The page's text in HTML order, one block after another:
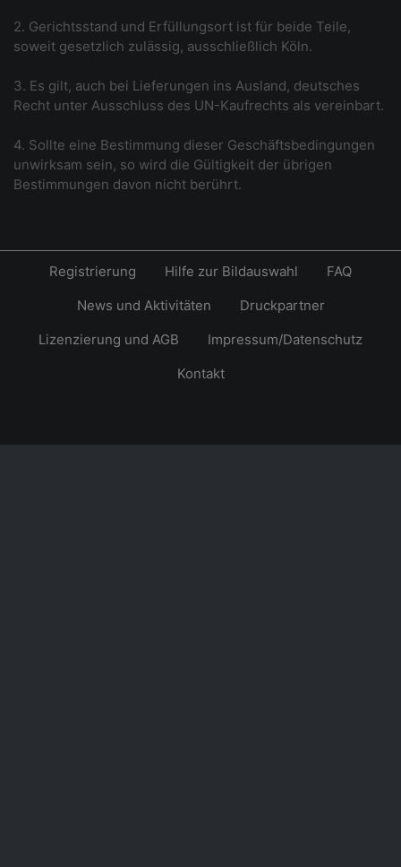
2. Gerichtsstand und Erfüllungsort ist für beide Teile,
soweit gesetzlich zulässig, ausschließlich Köln.
3. Es gilt, auch bei Lieferungen ins Ausland, deutsches
Recht unter Ausschluss des UN-Kaufrechts als vereinbart.
4. Sollte eine Bestimmung dieser Geschäftsbedingungen
unwirksam sein, so wird die Gültigkeit der übrigen
Bestimmungen davon nicht berührt.
Registrierung Hilfe zur Bildauswahl
FAQ
News und Aktivitäten
Druckpartner
Lizenzierung und AGB
Impressum/Datenschutz
Kontakt